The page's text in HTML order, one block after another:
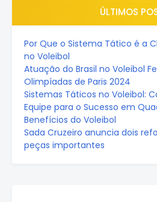
ÚLTIMOS
Por Que o Sistema Tático é a
no Voleibol
Atuação do Brasil no Voleibol
Olimpíadas de Paris 2024
Sistemas Táticos no Voleibol:
Equipe para o Sucesso em
Benefícios do Voleibol
Sada Cruzeiro anuncia dois
peças importantes